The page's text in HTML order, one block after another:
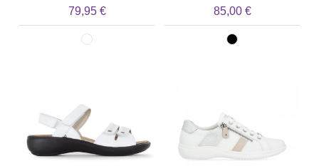
79,95 € 85,00 €